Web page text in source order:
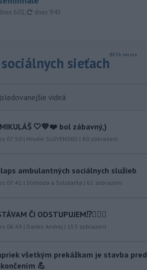
6:01, aktualizované
dnes 9:45
sieťach
videá
🤍💙❤️ bol zábavný,)
07:50 | Hnutie SLOVENSKO | 80 zobrazení
ambulantných sociálnych služieb
07:41 | Sloboda a Solidarita | 62 zobrazení
ČI ODSTUPUJEM⁉️🤷🏻‍♂️
06:49 | Danko Andrej | 153 zobrazení
všetkým prekážkam je stavba pred
💪